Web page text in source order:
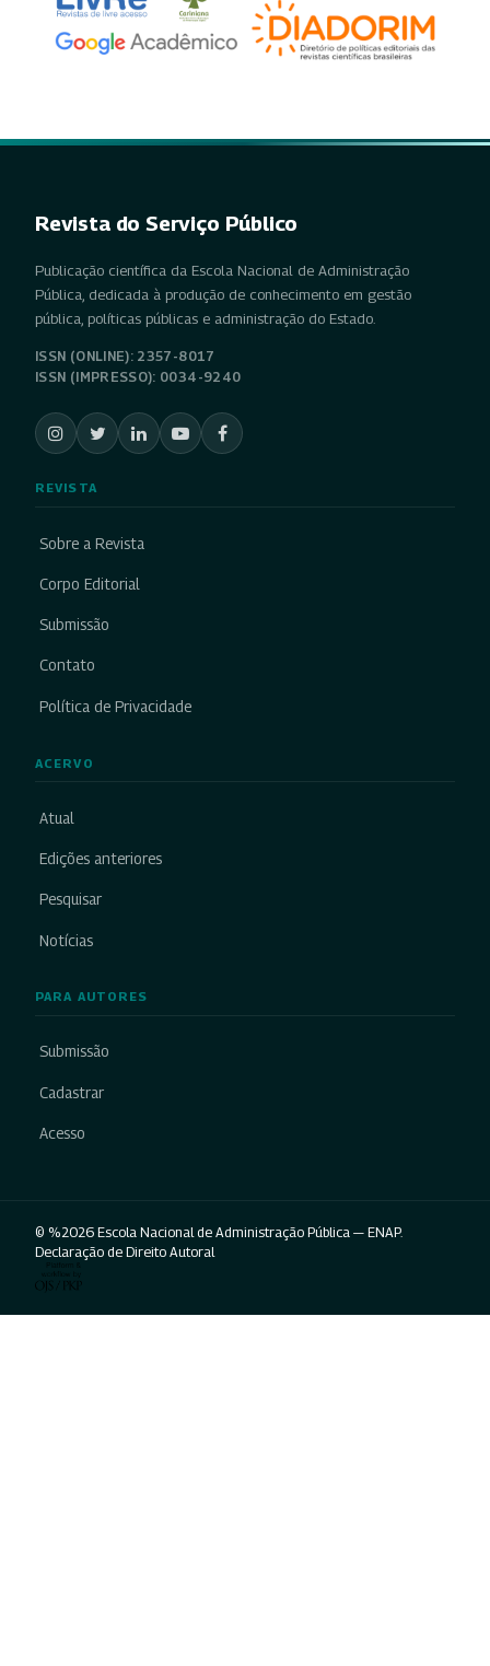
Revista do Serviço Público
Publicação científica da Escola Nacional de Administração
Pública, dedicada à produção de conhecimento em gestão
pública, políticas públicas e administração do Estado.
ISSN (ONLINE): 2357-8017
ISSN (IMPRESSO): 0034-9240
REVISTA
Sobre a Revista
Corpo Editorial
Submissão
Contato
Política de Privacidade
ACERVO
Atual
Edições anteriores
Pesquisar
Notícias
PARA AUTORES
Submissão
Cadastrar
Acesso
© %2026 Escola Nacional de Administração Pública — ENAP.
Declaração de Direito Autoral